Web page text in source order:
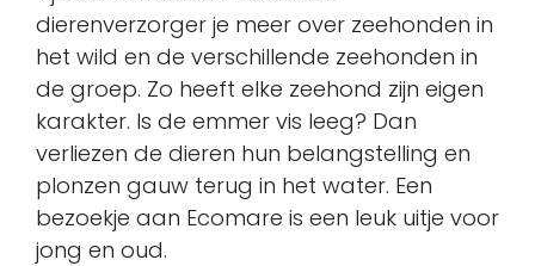
dierenverzorger je meer over zeehonden in
het wild en de verschillende zeehonden in
de groep. Zo heeft elke zeehond zijn eigen
karakter. Is de emmer vis leeg? Dan
verliezen de dieren hun belangstelling en
plonzen gauw terug in het water. Een
bezoekje aan Ecomare is een leuk uitje voor
jong en oud.